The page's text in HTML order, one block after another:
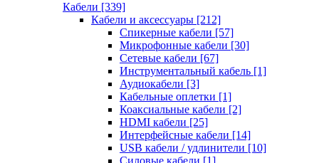
Кабели [339]
Кабели и аксессуары [212]
Спикерные кабели [57]
Микрофонные кабели [30]
Сетевые кабели [67]
Инструментальный кабель [1]
Аудиокабели [3]
Кабельные оплетки [1]
Коаксиальные кабели [2]
HDMI кабели [25]
Интерфейсные кабели [14]
USB кабели / удлинители [10]
Силовые кабели [1]